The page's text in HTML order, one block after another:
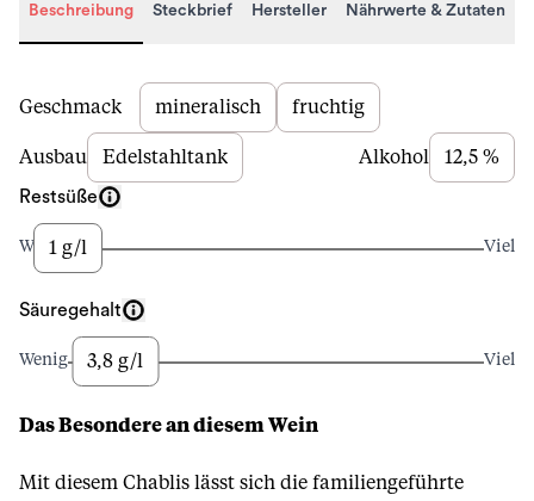
Beschreibung Steckbrief Hersteller Nährwerte & Zutaten
Beschreibung
Geschmack mineralisch fruchtig
Ausbau Edelstahltank Alkohol 12,5 %
Restsüße
Wenig1 g/l Viel
Säuregehalt
Wenig 3,8 g/l Viel
Das Besondere an diesem Wein
Mit diesem Chablis lässt sich die familiengeführte